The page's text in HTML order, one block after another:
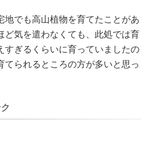
地でも高山植物を育てたことがあ
ど気を遣わなくても、此処では育
すぎるくらいに育っていましたの
てられるところの方が多いと思っ